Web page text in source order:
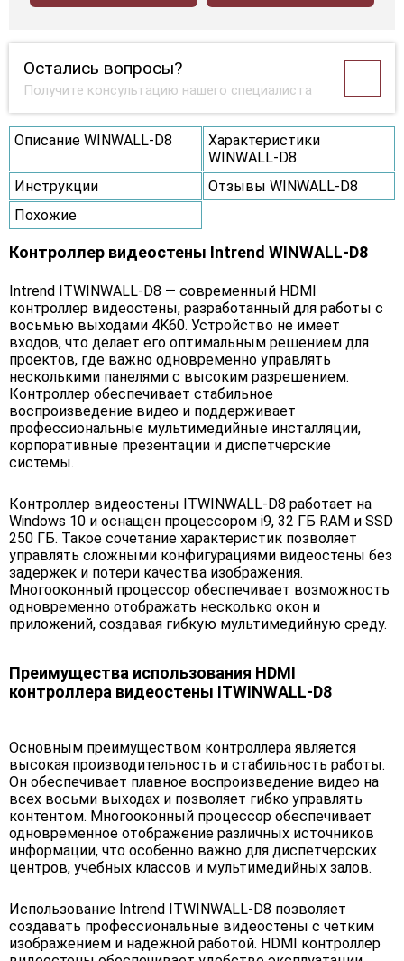
Остались вопросы?
Получите консультацию нашего специалиста
Описание WINWALL-D8
Характеристики
WINWALL-D8
Инструкции
Отзывы WINWALL-D8
Похожие
Контроллер видеостены Intrend WINWALL-D8
Intrend ITWINWALL-D8 — современный HDMI
контроллер видеостены, разработанный для работы с
восьмью выходами 4K60. Устройство не имеет
входов, что делает его оптимальным решением для
проектов, где важно одновременно управлять
несколькими панелями с высоким разрешением.
Контроллер обеспечивает стабильное
воспроизведение видео и поддерживает
профессиональные мультимедийные инсталляции,
корпоративные презентации и диспетчерские
системы.
Контроллер видеостены ITWINWALL-D8 работает на
Windows 10 и оснащен процессором i9, 32 ГБ RAM и SSD
250 ГБ. Такое сочетание характеристик позволяет
управлять сложными конфигурациями видеостены без
задержек и потери качества изображения.
Многооконный процессор обеспечивает возможность
одновременно отображать несколько окон и
приложений, создавая гибкую мультимедийную среду.
Преимущества использования HDMI
контроллера видеостены ITWINWALL-D8
Основным преимуществом контроллера является
высокая производительность и стабильность работы.
Он обеспечивает плавное воспроизведение видео на
всех восьми выходах и позволяет гибко управлять
контентом. Многооконный процессор обеспечивает
одновременное отображение различных источников
информации, что особенно важно для диспетчерских
центров, учебных классов и мультимедийных залов.
Использование Intrend ITWINWALL-D8 позволяет
создавать профессиональные видеостены с четким
изображением и надежной работой. HDMI контроллер